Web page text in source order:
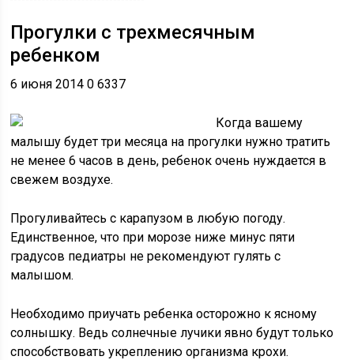
Прогулки с трехмесячным
ребенком
6 июня 2014 0 6337
Когда вашему
малышу будет три месяца на прогулки нужно тратить
не менее 6 часов в день, ребенок очень нуждается в
свежем воздухе.
Прогуливайтесь с карапузом в любую погоду.
Единственное, что при морозе ниже минус пяти
градусов педиатры не рекомендуют гулять с
малышом.
Необходимо приучать ребенка осторожно к ясному
солнышку. Ведь солнечные лучики явно будут только
способствовать укреплению организма крохи.